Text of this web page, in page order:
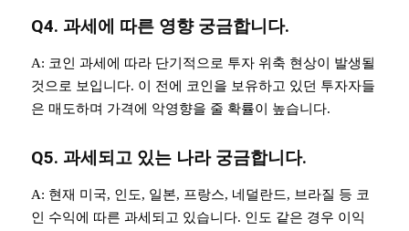
Q4. 과세에 따른 영향 궁금합니다.
A: 코인 과세에 따라 단기적으로 투자 위축 현상이 발생될
것으로 보입니다. 이 전에 코인을 보유하고 있던 투자자들
은 매도하며 가격에 악영향을 줄 확률이 높습니다.
Q5. 과세되고 있는 나라 궁금합니다.
A: 현재 미국, 인도, 일본, 프랑스, 네덜란드, 브라질 등 코
인 수익에 따른 과세되고 있습니다. 인도 같은 경우 이익